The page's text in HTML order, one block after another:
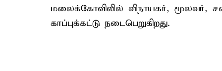
மலைக்கோவிலில் விநாயகர், மூலவர்,
காப்புக்கட்டு நடைபெறுகிறது.